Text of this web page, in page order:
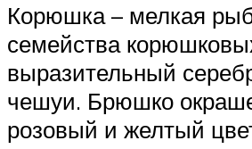
Корюшка – мелкая
семейства
выразительный
чешуи. Брюшко
розовый и желтый